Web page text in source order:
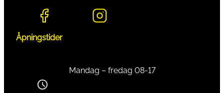
Åpningstider
Mandag – fredag 08-17